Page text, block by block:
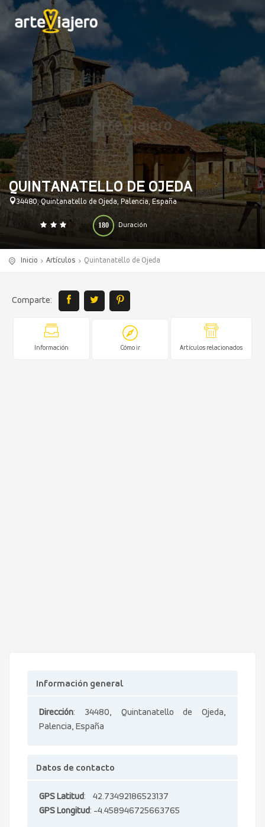
QUINTANATELLO DE OJEDA
34480, Quintanatello de Ojeda, Palencia, España
Duración
180
0 140
Inicio Artículos Quintanatello de Ojeda
Comparte:
Información Cómo ir Artículos relacionados
Información general
Dirección: 34480, Quintanatello de Ojeda,
Palencia, España
Datos de contacto
GPS Latitud: 42.73492186523137
GPS Longitud: -4.458946725663765